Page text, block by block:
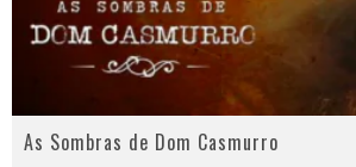
As Sombras de Dom Casmurro